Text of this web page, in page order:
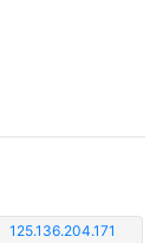
125.136.204.171